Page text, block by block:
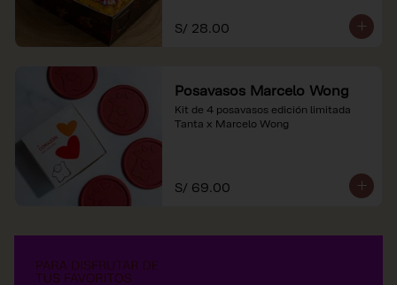
soles e incluyen impuestos de ley y
recargo al consumo.
S/ 28.00
Posavasos Marcelo Wong
Kit de 4 posavasos edición limitada
Tanta x Marcelo Wong
S/ 69.00